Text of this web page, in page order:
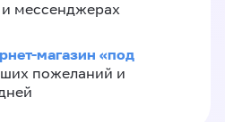
мессенджерах
магазин «‎под
пожеланий и